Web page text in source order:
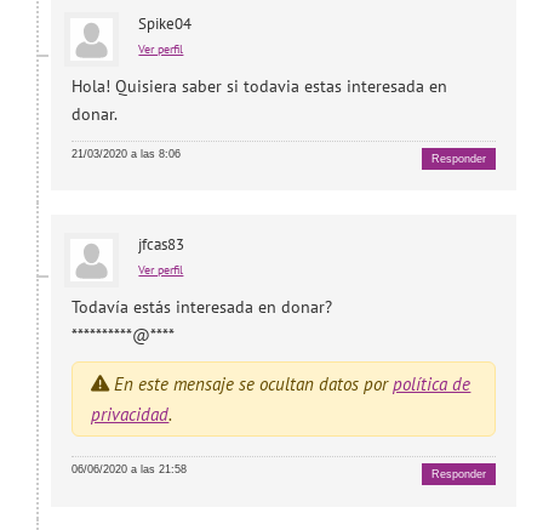
Spike04
Ver perfil
Hola! Quisiera saber si todavia estas interesada en
donar.
21/03/2020 a las 8:06 Responder
jfcas83
Ver perfil
Todavía estás interesada en donar?
**********@****
En este mensaje se ocultan datos porpolítica de
privacidad.
06/06/2020 a las 21:58 Responder